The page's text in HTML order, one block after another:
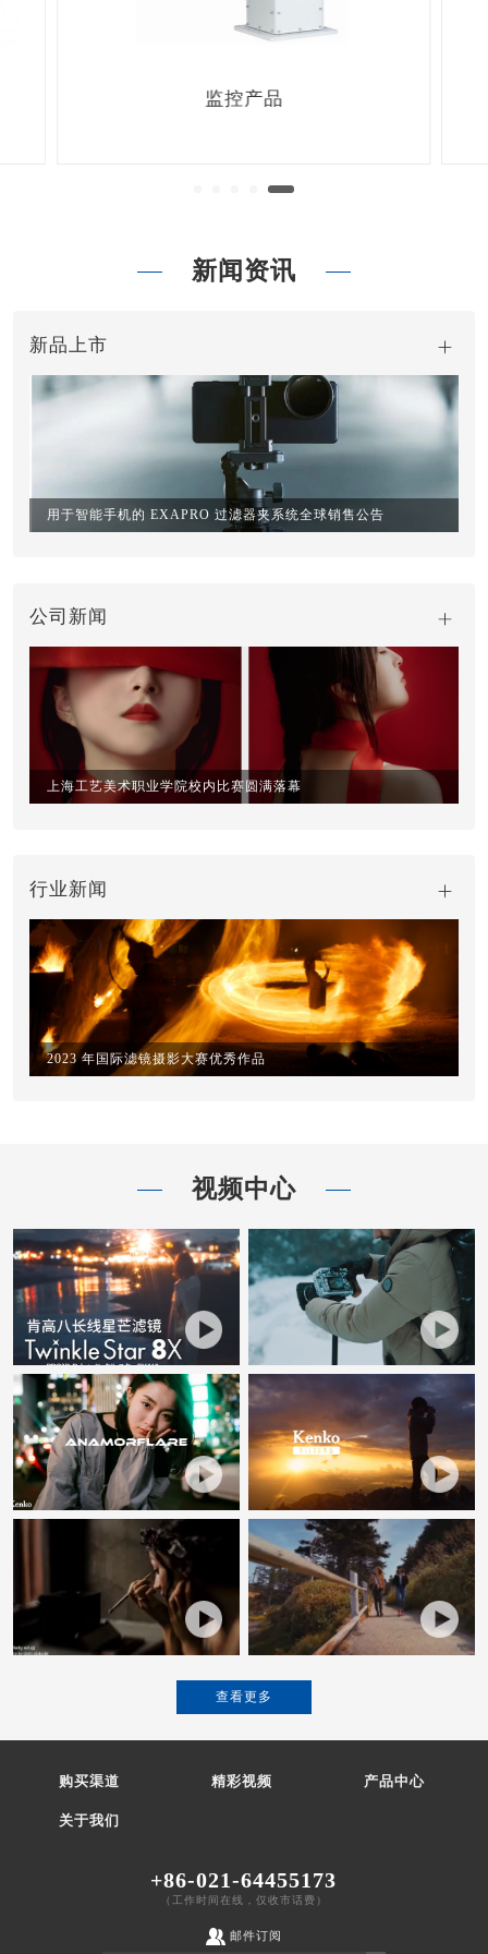
监控产品
新闻资讯
新品上市
用于智能手机的 EXAPRO 过滤器夹系统全球销售公告
公司新闻
上海工艺美术职业学院校内比赛圆满落幕
行业新闻
2023 年国际滤镜摄影大赛优秀作品
视频中心
查看更多
购买渠道 精彩视频 产品中心
关于我们
+86-021-64455173
（工作时间在线，仅收市话费）
邮件订阅